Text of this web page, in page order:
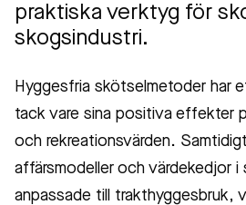
praktiska verktyg för
skogsindustri.
Hyggesfria skötselmetoder har
tack vare sina positiva effekter
och rekreationsvärden.
affärsmodeller och värdekedjor
anpassade till trakthyggesbruk,